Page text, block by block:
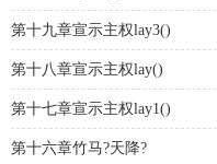
第十九章宣示主权lay3()
第十八章宣示主权lay()
第十七章宣示主权lay1()
第十六章竹马?天降?